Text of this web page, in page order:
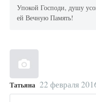
Упокой Господи, душу
ей Вечную Память!
Татьяна 22 февраля